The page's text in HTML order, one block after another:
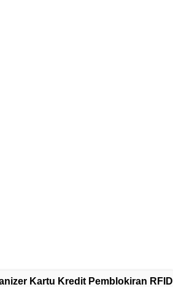
Kartu Kredit Pemblokiran RFID